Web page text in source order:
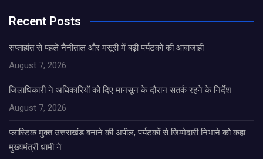
Recent Posts
सप्ताहांत से पहले नैनीताल और मसूरी में बढ़ी पर्यटकों की आवाजाही
August 7, 2026
जिलाधिकारी ने अधिकारियों को दिए मानसून के दौरान सतर्क रहने के निर्देश
August 7, 2026
प्लास्टिक मुक्त उत्तराखंड बनाने की अपील, पर्यटकों से जिम्मेदारी निभाने को कहा
मुख्यमंत्री धामी ने